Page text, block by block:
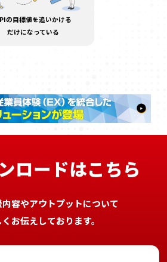
の目標値を追いかける
だけになっている
ロードはこちら
容やアウトプットについて
お伝えしております。